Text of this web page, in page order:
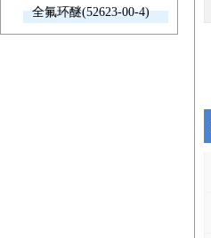
全氟环醚(52623-00-4)